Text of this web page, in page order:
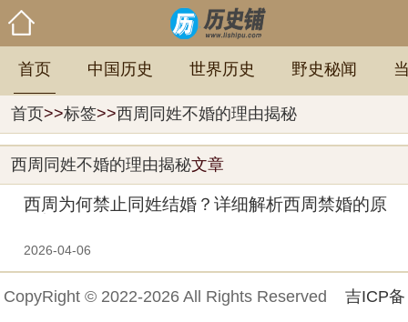
首页 中国历史 世界历史 野史秘闻
首页>>标签>>西周同姓不婚的理由揭秘
西周同姓不婚的理由揭秘文章
西周为何禁止同姓结婚？详细解析西周禁婚的原
2026-04-06
CopyRight © 2022-2026 All Rights Reserved 吉ICP备